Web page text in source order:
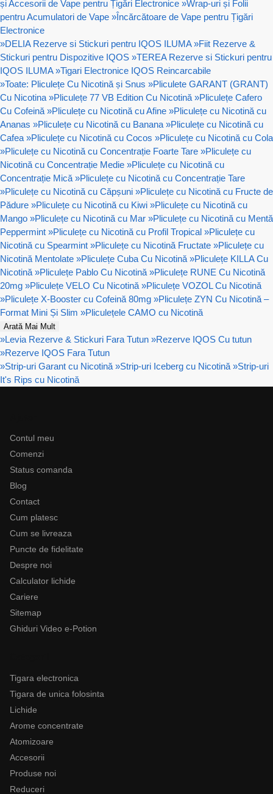
și Accesorii de Vape pentru Țigări Electronice »Wrap-uri și Folii
pentru Acumulatori de Vape »Încărcătoare de Vape pentru Țigări
Electronice
»DELIA Rezerve si Stickuri pentru IQOS ILUMA »Fiit Rezerve &
Stickuri pentru Dispozitive IQOS »TEREA Rezerve si Stickuri pentru
IQOS ILUMA »Tigari Electronice IQOS Reincarcabile
»Toate: Pliculețe Cu Nicotină și Snus »Pliculete GARANT (GRANT)
Cu Nicotina »Pliculețe 77 VB Edition Cu Nicotină »Pliculețe Cafero
Cu Cofeină »Pliculețe cu Nicotină cu Afine »Pliculețe cu Nicotină cu
Ananas »Pliculețe cu Nicotină cu Banana »Pliculețe cu Nicotină cu
Cafea »Pliculețe cu Nicotină cu Cocos »Pliculețe cu Nicotină cu Cola
»Pliculețe cu Nicotină cu Concentrație Foarte Tare »Pliculețe cu
Nicotină cu Concentrație Medie »Pliculețe cu Nicotină cu
Concentrație Mică »Pliculețe cu Nicotină cu Concentrație Tare
»Pliculețe cu Nicotină cu Căpșuni »Pliculețe cu Nicotină cu Fructe de
Pădure »Pliculețe cu Nicotină cu Kiwi »Pliculețe cu Nicotină cu
Mango »Pliculețe cu Nicotină cu Mar »Pliculețe cu Nicotină cu Mentă
Peppermint »Pliculețe cu Nicotină cu Profil Tropical »Pliculețe cu
Nicotină cu Spearmint »Pliculețe cu Nicotină Fructate »Pliculețe cu
Nicotină Mentolate »Pliculețe Cuba Cu Nicotină »Pliculețe KILLA Cu
Nicotină »Pliculețe Pablo Cu Nicotină »Pliculețe RUNE Cu Nicotină
20mg »Pliculețe VELO Cu Nicotină »Pliculețe VOZOL Cu Nicotină
»Pliculețe X-Booster cu Cofeină 80mg »Pliculețe ZYN Cu Nicotină –
Format Mini Și Slim »Pliculețele CAMO cu Nicotină
Arată Mai Mult
»Levia Rezerve & Stickuri Fara Tutun »Rezerve IQOS Cu tutun
»Rezerve IQOS Fara Tutun
»Strip-uri Garant cu Nicotină »Strip-uri Iceberg cu Nicotină »Strip-uri
It's Rips cu Nicotină
Contul meu
Comenzi
Status comanda
Blog
Contact
Cum platesc
Cum se livreaza
Puncte de fidelitate
Despre noi
Calculator lichide
Cariere
Sitemap
Ghiduri Video e-Potion
Tigara electronica
Tigara de unica folosinta
Lichide
Arome concentrate
Atomizoare
Accesorii
Produse noi
Reduceri